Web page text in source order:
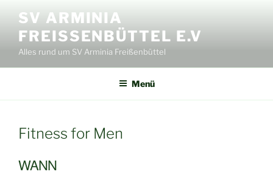
Inhalt
springen
SV ARMINIA
FREISSENBÜTTEL E.V
Alles rund um SV Arminia Freißenbüttel
Menü
Fitness for Men
WANN